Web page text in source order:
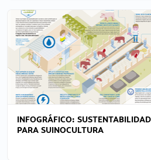
INFOGRÁFICO:
PARA SUINOCULTURA